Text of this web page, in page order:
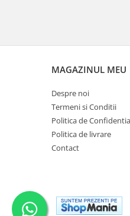
MAGAZINUL MEU
Despre noi
Termeni si Conditii
Politica de
Politica de livrare
Contact